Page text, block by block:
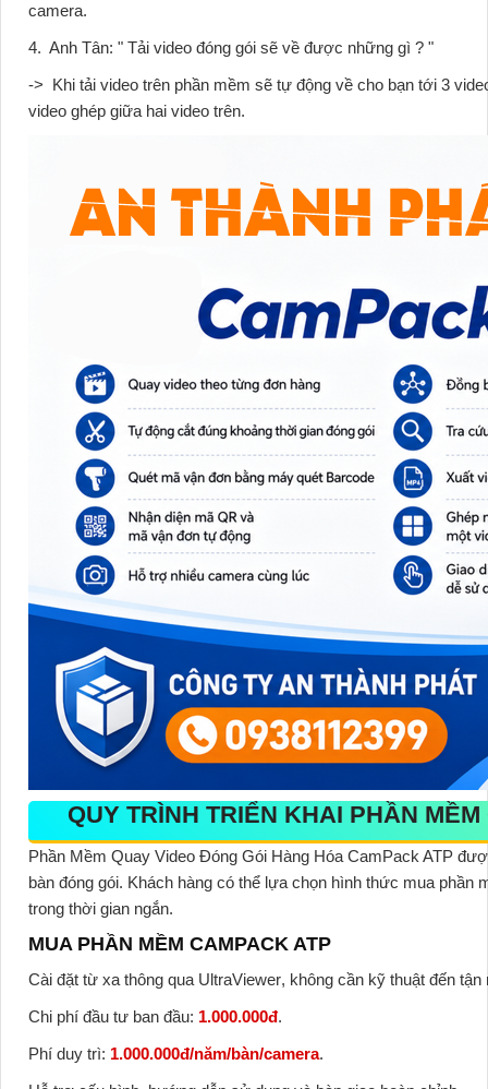
camera.
4. Anh Tân: " Tải video đóng gói sẽ về được những gì ? "
-> Khi tải video trên phần mềm sẽ tự động về cho bạn tới 3
video ghép giữa hai video trên.
QUY TRÌNH TRIỂN KHAI PHẦN
Phần Mềm Quay Video Đóng Gói Hàng Hóa CamPack ATP
bàn đóng gói. Khách hàng có thể lựa chọn hình thức mua phần
trong thời gian ngắn.
MUA PHẦN MỀM CAMPACK ATP
Cài đặt từ xa thông qua UltraViewer, không cần kỹ thuật đến tận
Chi phí đầu tư ban đầu: 1.000.000đ.
Phí duy trì: 1.000.000đ/năm/bàn/camera.